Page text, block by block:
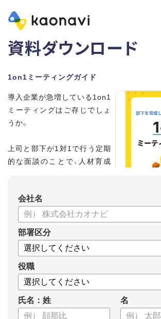
資料ダウンロード
1on1ミーティングガイド
導入企業が急増している1on1
ミーティングはご存じでしょ
うか。
上司と部下が1対1で行う定期
的な面談のことで、人材育成
こちらの資料では、
・1on1とは何か？
・1on1の基本的なやり方
・ 1on1 の基本アジェンダと質問例
についてまとめましたので、ぜひお役立てく
会社名
部署区分
役職
氏名：姓 名